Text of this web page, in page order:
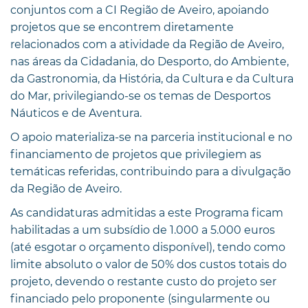
conjuntos com a CI Região de Aveiro, apoiando
projetos que se encontrem diretamente
relacionados com a atividade da Região de Aveiro,
nas áreas da Cidadania, do Desporto, do Ambiente,
da Gastronomia, da História, da Cultura e da Cultura
do Mar, privilegiando-se os temas de Desportos
Náuticos e de Aventura.
O apoio materializa-se na parceria institucional e no
financiamento de projetos que privilegiem as
temáticas referidas, contribuindo para a divulgação
da Região de Aveiro.
As candidaturas admitidas a este Programa ficam
habilitadas a um subsídio de 1.000 a 5.000 euros
(até esgotar o orçamento disponível), tendo como
limite absoluto o valor de 50% dos custos totais do
projeto, devendo o restante custo do projeto ser
financiado pelo proponente (singularmente ou